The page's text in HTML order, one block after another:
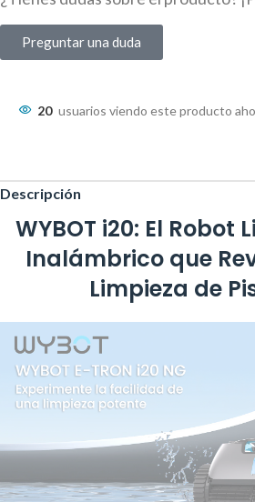
Preguntar una duda
20 usuarios viendo este producto
Descripción
WYBOT i20: El Robot
Inalámbrico que
Limpieza de